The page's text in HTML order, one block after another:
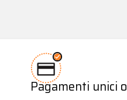
Pagamenti unici